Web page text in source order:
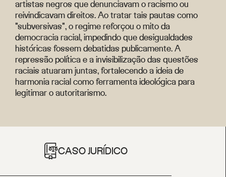
artistas negros que denunciavam o racismo ou
reivindicavam direitos. Ao tratar tais pautas como
"subversivas", o regime reforçou o mito da
democracia racial, impedindo que desigualdades
históricas fossem debatidas publicamente. A
repressão política e a invisibilização das questões
raciais atuaram juntas, fortalecendo a ideia de
harmonia racial como ferramenta ideológica para
legitimar o autoritarismo.
CASO JURÍDICO